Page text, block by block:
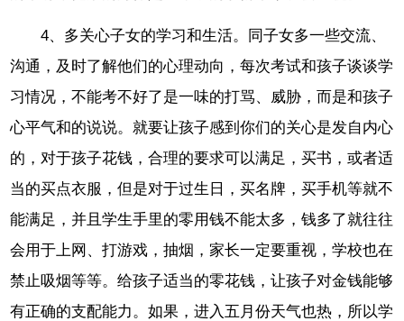
4、多关心子女的学习和生活。同子女多一些交流、
沟通，及时了解他们的心理动向，每次考试和孩子谈谈学
习情况，不能考不好了是一味的打骂、威胁，而是和孩子
心平气和的说说。就要让孩子感到你们的关心是发自内心
的，对于孩子花钱，合理的要求可以满足，买书，或者适
当的买点衣服，但是对于过生日，买名牌，买手机等就不
能满足，并且学生手里的零用钱不能太多，钱多了就往往
会用于上网、打游戏，抽烟，家长一定要重视，学校也在
禁止吸烟等等。给孩子适当的零花钱，让孩子对金钱能够
有正确的支配能力。如果，进入五月份天气也热，所以学